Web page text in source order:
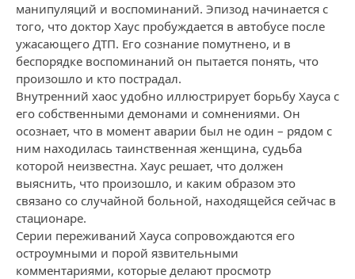
манипуляций и воспоминаний. Эпизод начинается с
того, что доктор Хаус пробуждается в автобусе после
ужасающего ДТП. Его сознание помутнено, и в
беспорядке воспоминаний он пытается понять, что
произошло и кто пострадал.
Внутренний хаос удобно иллюстрирует борьбу Хауса с
его собственными демонами и сомнениями. Он
осознает, что в момент аварии был не один – рядом с
ним находилась таинственная женщина, судьба
которой неизвестна. Хаус решает, что должен
выяснить, что произошло, и каким образом это
связано со случайной больной, находящейся сейчас в
стационаре.
Серии переживаний Хауса сопровождаются его
остроумными и порой язвительными
комментариями, которые делают просмотр